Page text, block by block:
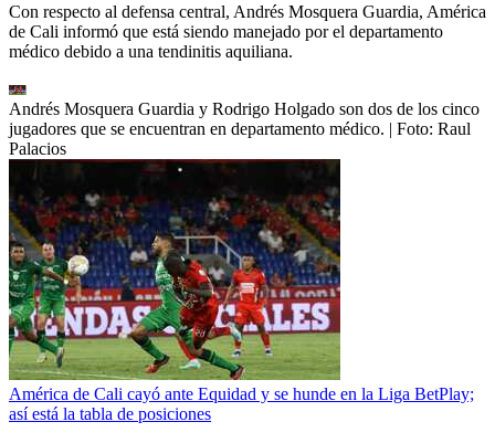
Con respecto al defensa central, Andrés Mosquera Guardia, América
de Cali informó que está siendo manejado por el departamento
médico debido a una tendinitis aquiliana.
Andrés Mosquera Guardia y Rodrigo Holgado son dos de los cinco
jugadores que se encuentran en departamento médico. | Foto: Raul
Palacios
América de Cali cayó ante Equidad y se hunde en la Liga BetPlay;
así está la tabla de posiciones